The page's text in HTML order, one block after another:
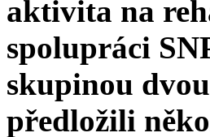
aktivita na
spolupráci
skupinou
předložili